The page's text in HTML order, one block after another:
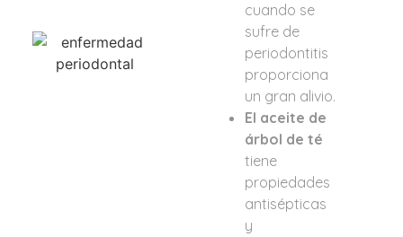
cuando se
sufre de
periodontitis
proporciona
un gran alivio.
El aceite de
árbol de té
tiene
propiedades
antisépticas
y